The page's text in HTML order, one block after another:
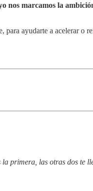
nos marcamos la
ayudarte a acelerar o
la primera, las otras dos te